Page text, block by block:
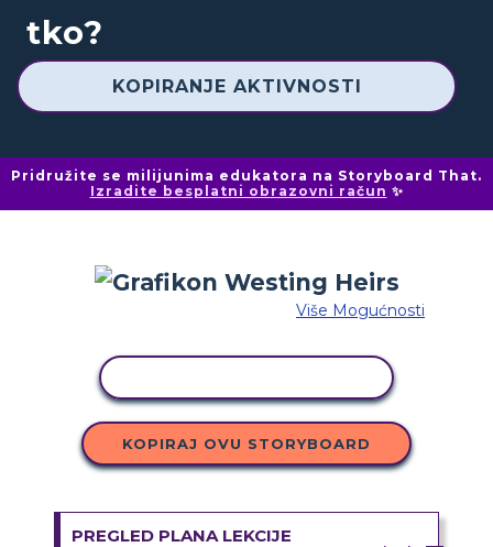
tko?
KOPIRANJE AKTIVNOSTI
Pridružite se milijunima edukatora na Storyboard That.
Izradite besplatni obrazovni račun ✨
Više Mogućnosti
KOPIRAJ OVU STORYBOARD
PREGLED PLANA LEKCIJE